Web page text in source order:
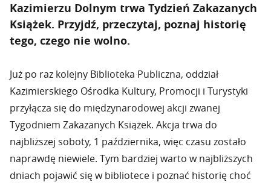
Kazimierzu Dolnym trwa Tydzień Zakazanych
Książek. Przyjdź, przeczytaj, poznaj historię
tego, czego nie wolno.
Już po raz kolejny Biblioteka Publiczna, oddział
Kazimierskiego Ośrodka Kultury, Promocji i Turystyki
przyłącza się do międzynarodowej akcji zwanej
Tygodniem Zakazanych Książek. Akcja trwa do
najbliższej soboty, 1 października, więc czasu zostało
naprawdę niewiele. Tym bardziej warto w najbliższych
dniach pojawić się w bibliotece i poznać historię choć